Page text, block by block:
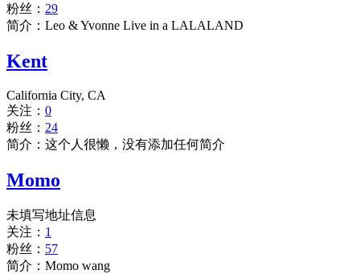
粉丝： 29
简介：Leo & Yvonne Live in a LALALAND
Kent
California City, CA
关注： 0
粉丝： 24
简介：这个人很懒，没有添加任何简介
Momo
未填写地址信息
关注： 1
粉丝： 57
简介：Momo wang